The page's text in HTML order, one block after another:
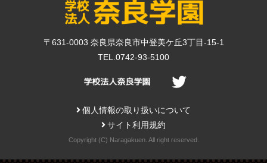
〒631-0003 奈良県奈良市中登美ケ丘3丁目-15-1
TEL.0742-93-5100
個人情報の取り扱いについて
サイト利用規約
Copyright (C) Naragakuen. All right reserved.